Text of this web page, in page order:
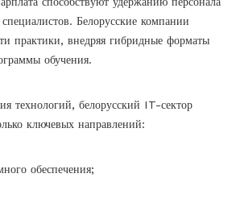
Белорусские компании
практики, внедряя гибридные форматы
обучения.
технологий, белорусский IT-сектор
ключевых направлений:
обеспечения;